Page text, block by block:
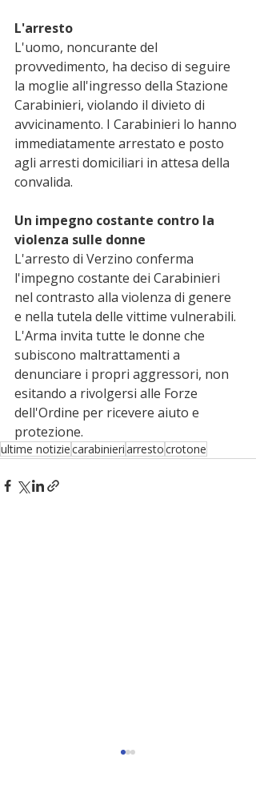
L'arresto
L'uomo, noncurante del
provvedimento, ha deciso di seguire
la moglie all'ingresso della Stazione
Carabinieri, violando il divieto di
avvicinamento. I Carabinieri lo hanno
immediatamente arrestato e posto
agli arresti domiciliari in attesa della
convalida.
Un impegno costante contro la
violenza sulle donne
L'arresto di Verzino conferma
l'impegno costante dei Carabinieri
nel contrasto alla violenza di genere
e nella tutela delle vittime vulnerabili.
L'Arma invita tutte le donne che
subiscono maltrattamenti a
denunciare i propri aggressori, non
esitando a rivolgersi alle Forze
dell'Ordine per ricevere aiuto e
protezione.
ultime notiziecarabinieriarrestocrotone